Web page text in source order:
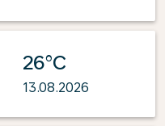
26°C
13.08.2026